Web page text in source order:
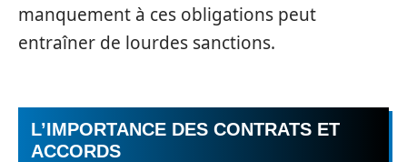
manquement à ces obligations peut
entraîner de lourdes sanctions.
L’IMPORTANCE DES CONTRATS ET
ACCORDS